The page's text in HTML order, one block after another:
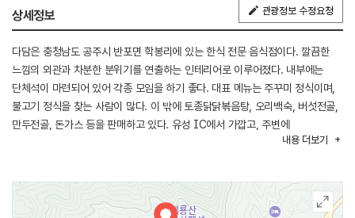
상세정보 관광정보 수정요청
다담은 충청남도 공주시 반포면 학봉리에 있는 한식 전문 음식점이다. 깔끔한
느낌의 외관과 차분한 분위기를 연출하는 인테리어로 이루어졌다. 내부에는
단체석이 마련되어 있어 각종 모임을 하기 좋다. 대표 메뉴는 주꾸미 정식이며,
불고기 정식을 찾는 사람이 많다. 이 밖에 토종닭닭볶음탕, 오리백숙, 버섯전골,
만두전골, 돈가스 등을 판매하고 있다. 유성 IC에서 가깝고, 주변에
내용 더보기